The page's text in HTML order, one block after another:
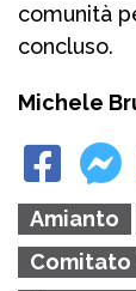
comunità
concluso.
Michele
Amianto
Comitato